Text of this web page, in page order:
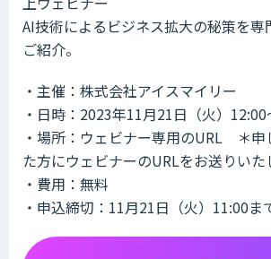
AI技術によるビジネス拡大の秘策を専
ご紹介。
・主催：株式会社アイスマイリー
・日時：2023年11月21日（火）
・場所：ウェビナー専用のURL ＊申
た方にウェビナーのURLをお送りいた
・費用：無料
・申込締切：11月21日（火）11:00ま